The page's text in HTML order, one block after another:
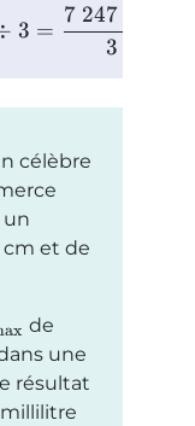
3 =
3
7 247
célèbre
un
cm et de
de
une
résultat